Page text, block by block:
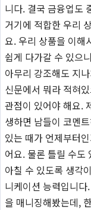
니다. 결국 금융업도
거기에 적합한 우리
요. 우리 상품을 이해
쉽게 다가갈 수 있으
아무리 강조해도 지
신문에서 뭐라 적혀
관점이 있어야 해요.
생하면 남들이 코멘
있는 때가 언제부터
어요. 물론 틀릴 수도
아칠 수 있도록 생각
니케이션 능력입니
을 매니징해봤는데,